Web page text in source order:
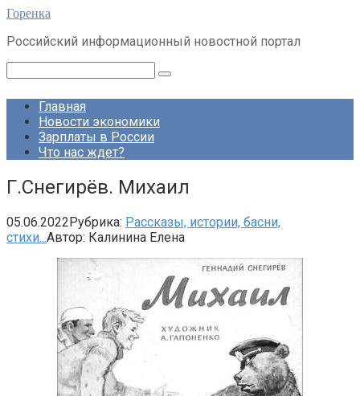
Перейти
контенту
Горенка
Российский информационный новостной портал
Главная
Новости экономики
Зарплаты в России
Что нас ждет?
Г.Снегирёв. Михаил
05.06.2022Рубрика: Рассказы, истории, басни,
стихи...Автор: Калинина Елена